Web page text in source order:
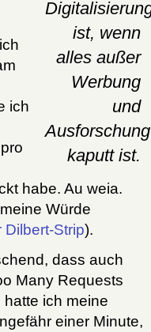
ist, wenn
alles außer
Werbung
und
Ausforschung
kaputt ist.
ich
habe. Au weia.
Würde
Strip).
dass auch
Many Requests
ich meine
einer Minute,